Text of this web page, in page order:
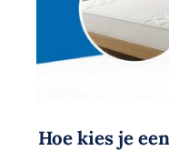
Hoe kies je